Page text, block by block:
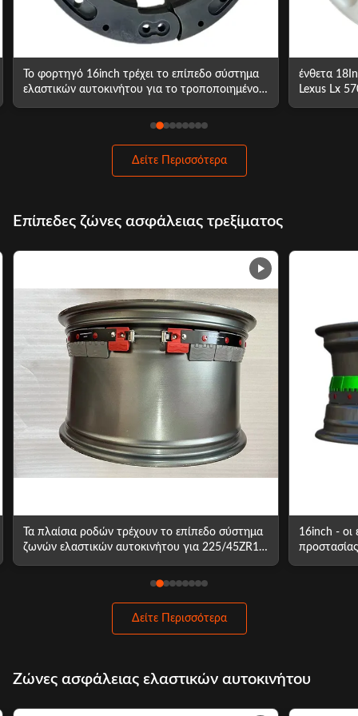
ένθετα 18Inch Runflat για το ταχύπλοο σκάφος
Lexus Lx 570 εδάφους ελαφρύ
Ένθετο 15
Δείτε Περισσότερα
Επίπεδες ζώνες ασφάλειας τρεξίματος
16inch - οι επίπεδες ζώνες 365/85R20
προστασίας ροδών 24 ιντσών τρέχουν το
Η
φορτηγών
Δείτε Περισσότερα
Ζώνες ασφάλειας ελαστικών αυτοκινήτου